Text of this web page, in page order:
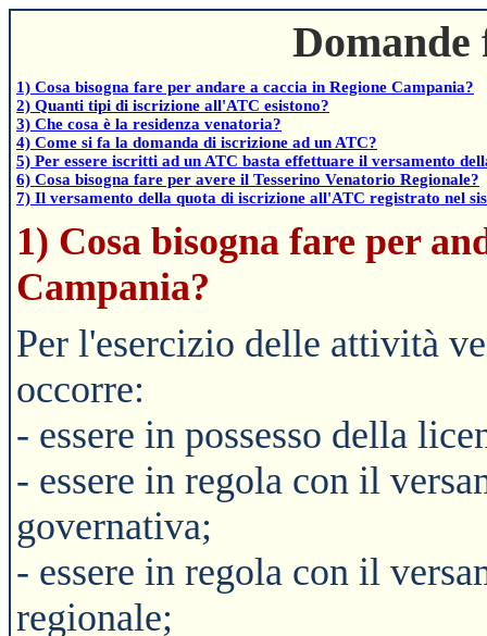
1) Cosa bisogna fare per andare a caccia in Regione Campania?
2) Quanti tipi di iscrizione all'ATC esistono?
3) Che cosa è la residenza venatoria?
4) Come si fa la domanda di iscrizione ad un ATC?
5) Per essere iscritti ad un ATC basta effettuare il versamento
6) Cosa bisogna fare per avere il Tesserino Venatorio Regionale?
7) Il versamento della quota di iscrizione all'ATC registrato nel
1) Cosa bisogna fare per
Campania?
Per l'esercizio delle attività
occorre:
- essere in possesso della
- essere in regola con il
governativa;
- essere in regola con il
regionale;